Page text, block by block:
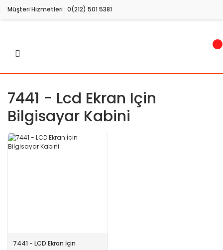
Müşteri Hizmetleri : 0(212) 501 5381
7441 - Lcd Ekran Için
Bilgisayar Kabini
7441 - LCD Ekran İçin